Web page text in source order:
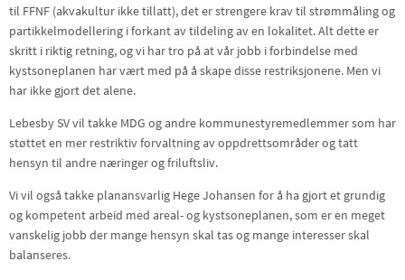
til FFNF (akvakultur ikke tillatt), det er strengere krav til strømmåling og
partikkelmodellering i forkant av tildeling av en lokalitet. Alt dette er
skritt i riktig retning, og vi har tro på at vår jobb i forbindelse med
kystsoneplanen har vært med på å skape disse restriksjonene. Men vi
har ikke gjort det alene.
Lebesby SV vil takke MDG og andre kommunestyremedlemmer som har
støttet en mer restriktiv forvaltning av oppdrettsområder og tatt
hensyn til andre næringer og friluftsliv.
Vi vil også takke planansvarlig Hege Johansen for å ha gjort et grundig
og kompetent arbeid med areal- og kystsoneplanen, som er en meget
vanskelig jobb der mange hensyn skal tas og mange interesser skal
balanseres.